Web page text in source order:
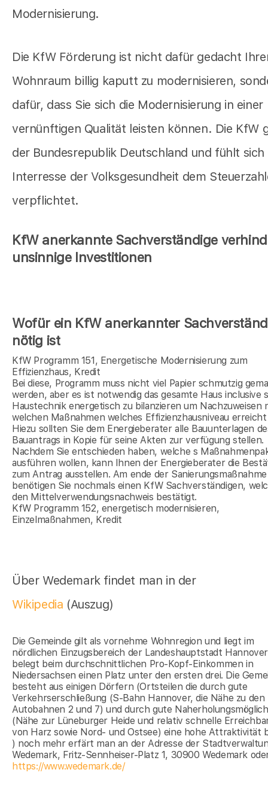
Modernisierung.
Die KfW Förderung ist nicht dafür gedacht
Wohnraum billig kaputt zu modernisieren,
dafür, dass Sie sich die Modernisierung in einer
vernünftigen Qualität leisten können. Die KfW
der Bundesrepublik Deutschland und fühlt sich
Interresse der Volksgesundheit dem
verpflichtet.
KfW anerkannte Sachverständige
unsinnige Investitionen
Wofür ein KfW anerkannter
nötig ist
KfW Programm 151, Energetische Modernisierung zum
Effizienzhaus, Kredit
Bei diese, Programm muss nicht viel Papier schmutzig
werden, aber es ist notwendig das gesamte Haus inclusive
Haustechnik energetisch zu bilanzieren um Nachzuweisen
welchen Maßnahmen welches Effizienzhausniveau
Hiezu sollten Sie dem Energieberater alle Bauunterlagen
Bauantrags in Kopie für seine Akten zur verfügung stellen.
Nachdem Sie entschieden haben, welche s
ausführen wollen, kann Ihnen der Energieberater die
zum Antrag ausstellen. Am ende der Sanierungsmaßnahme
benötigen Sie nochmals einen KfW Sachverständigen,
den Mittelverwendungsnachweis bestätigt.
KfW Programm 152, energetisch modernisieren,
Einzelmaßnahmen, Kredit
Über Wedemark findet man in der
Wikipedia (Auszug)
Die Gemeinde gilt als vornehme Wohnregion und liegt im
nördlichen Einzugsbereich der Landeshauptstadt
belegt beim durchschnittlichen Pro-Kopf-Einkommen in
Niedersachsen einen Platz unter den ersten drei. Die
besteht aus einigen Dörfern (Ortsteilen die durch gute
Verkehrserschließung (S-Bahn Hannover, die Nähe zu den
Autobahnen 2 und 7) und durch gute
(Nähe zur Lüneburger Heide und relativ schnelle
von Harz sowie Nord- und Ostsee) eine hohe Attraktivität
) noch mehr erfärt man an der Adresse der
Wedemark, Fritz-Sennheiser-Platz 1, 30900 Wedemark
https://www.wedemark.de/